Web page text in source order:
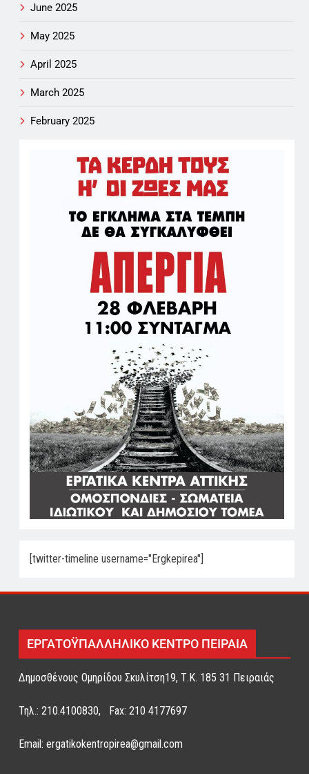
June 2025
May 2025
April 2025
March 2025
February 2025
[twitter-timeline username="Ergkepirea"]
ΕΡΓΑΤΟΫΠΑΛΛΗΛΙΚΟ ΚΕΝΤΡΟ ΠΕΙΡΑΙΑ
Δημοσθένους Ομηρίδου Σκυλίτση19, Τ.Κ. 185 31 Πειραιάς
Τηλ.: 210.4100830, Fax: 210 4177697
Email: ergatikokentropirea@gmail.com